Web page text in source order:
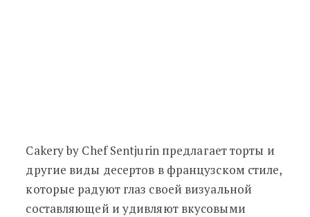
Cakery by Chef Sentjurin предлагает торты и
другие виды десертов в французском стиле,
которые радуют глаз своей визуальной
составляющей и удивляют вкусовыми